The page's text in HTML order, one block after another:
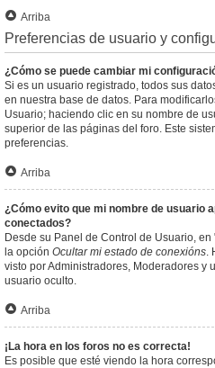
Arriba
Preferencias de usuario y
¿Cómo se puede cambiar mi
Si es un usuario registrado, todos sus
en nuestra base de datos. Para
Usuario; haciendo clic en su nombre de
superior de las páginas del foro. Este
preferencias.
Arriba
¿Cómo evito que mi nombre de usuario
conectados?
Desde su Panel de Control de Usuario,
la opción Ocultar mi estado de conexións.
visto por Administradores, Moderadores y
usuario oculto.
Arriba
¡La hora en los foros no es correcta!
Es posible que esté viendo la hora